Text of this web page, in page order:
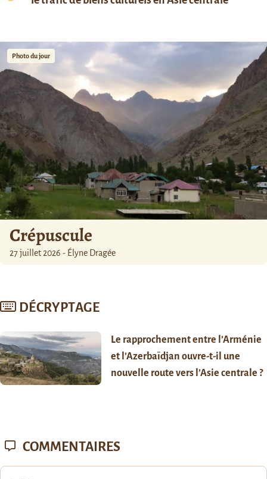
Photo du jour
Crépuscule
27 juillet 2026 - Élyne Dragée
DÉCRYPTAGE
Le rapprochement entre l’Arménie
et l’Azerbaïdjan ouvre-t-il une
nouvelle route vers l’Asie centrale ?
COMMENTAIRES